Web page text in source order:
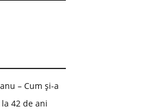
– Cum și-a
42 de ani